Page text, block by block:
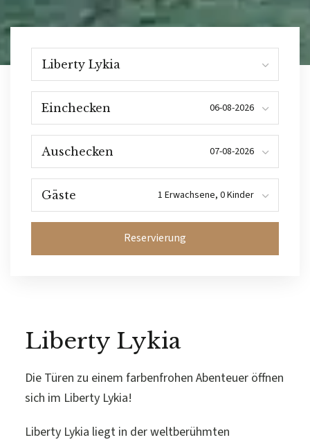
Einchecken
Auschecken
Gäste
Reservierung
Liberty Lykia
Die Türen zu einem farbenfrohen Abenteuer öffnen
sich im Liberty Lykia!
Liberty Lykia liegt in der weltberühmten